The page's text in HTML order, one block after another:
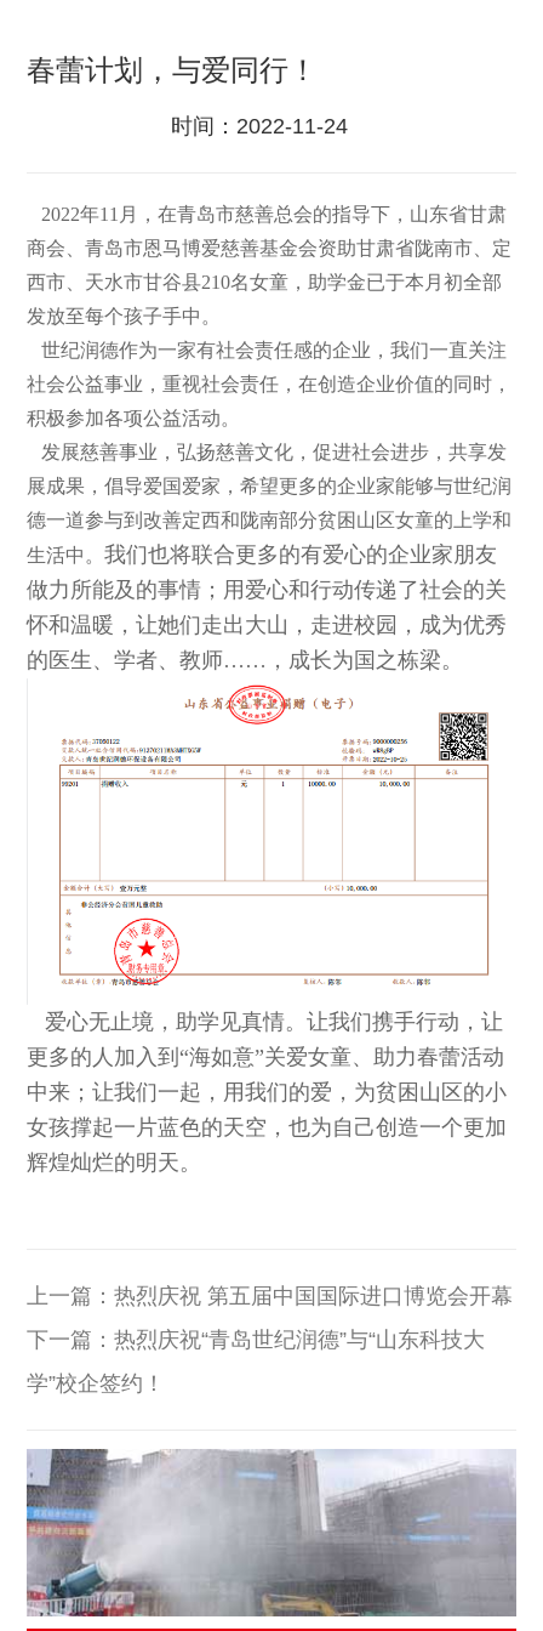
春蕾计划，与爱同行！
时间： 2022-11-24
2022年11月，在青岛市慈善总会的指导下，山东省甘肃
商会、青岛市恩马博爱慈善基金会资助甘肃省陇南市、定
西市、天水市甘谷县210名女童，助学金已于本月初全部
发放至每个孩子手中。
世纪润德作为一家有社会责任感的企业，我们一直关注
社会公益事业，重视社会责任，在创造企业价值的同时，
积极参加各项公益活动。
发展慈善事业，弘扬慈善文化，促进社会进步，共享发
展成果，倡导爱国爱家，希望更多的企业家能够与世纪润
德一道参与到改善定西和陇南部分贫困山区女童的上学和
生活中 。我们也将联合更多的有爱心的企业家朋友
做力所能及的事情；用爱心和行动传递了社会的关
怀和温暖，让她们走出大山，走进校园，成为优秀
的医生、学者、教师……，成长为国之栋梁。
爱心无止境，助学见真情。让我们携手行动，让
更多的人加入到 “海如意”关爱女童、助力春蕾活动
中来；让我们一起，用我们的爱，为贫困山区的小
女孩撑起一片蓝色的天空，也为自己创造一个更加
辉煌灿烂的明天。
上一篇：热烈庆祝 第五届中国国际进口博览会开幕
下一篇：热烈庆祝“青岛世纪润德”与“山东科技大
学”校企签约！